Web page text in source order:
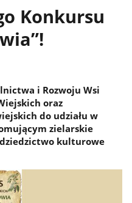
Konkursu
i Rozwoju Wsi
oraz
do udziału w
zielarskie
kulturowe